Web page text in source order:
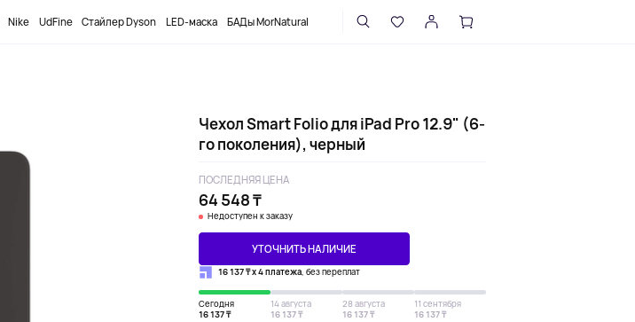
Nike UdFine Стайлер Dyson LED-маска БАДы MorNatural
Чехол Smart Folio для iPad Pro 12.9" (6-
го поколения), черный
64 548 ₸
ПОСЛЕДНЯЯ ЦЕНА
Недоступен к заказу
УТОЧНИТЬ НАЛИЧИЕ
16 137 ₸ х 4 платежа, без переплат
Сегодня
16 137 ₸
14 августа
16 137 ₸
28 августа
16 137 ₸
11 сентября
16 137 ₸